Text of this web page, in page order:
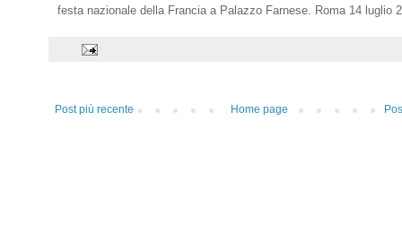
festa nazionale della Francia a Palazzo Farnese. Roma 14 luglio
Post più recente Home page